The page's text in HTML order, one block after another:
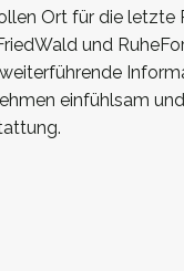
Ort für die letzte
und
einfühlsam